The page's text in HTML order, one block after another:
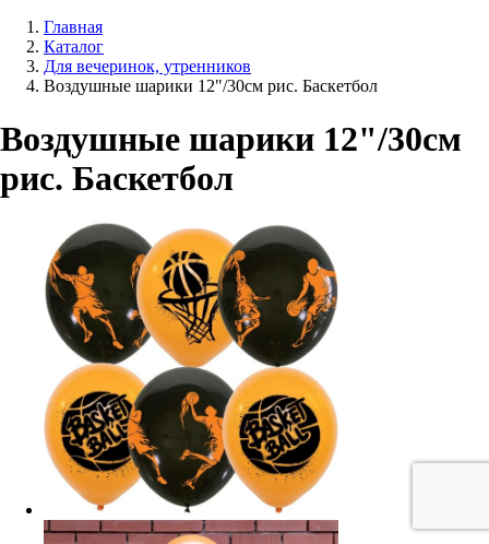
Главная
Каталог
Для вечеринок, утренников
Воздушные шарики 12"/30см рис. Баскетбол
Воздушные шарики 12"/30см
рис. Баскетбол